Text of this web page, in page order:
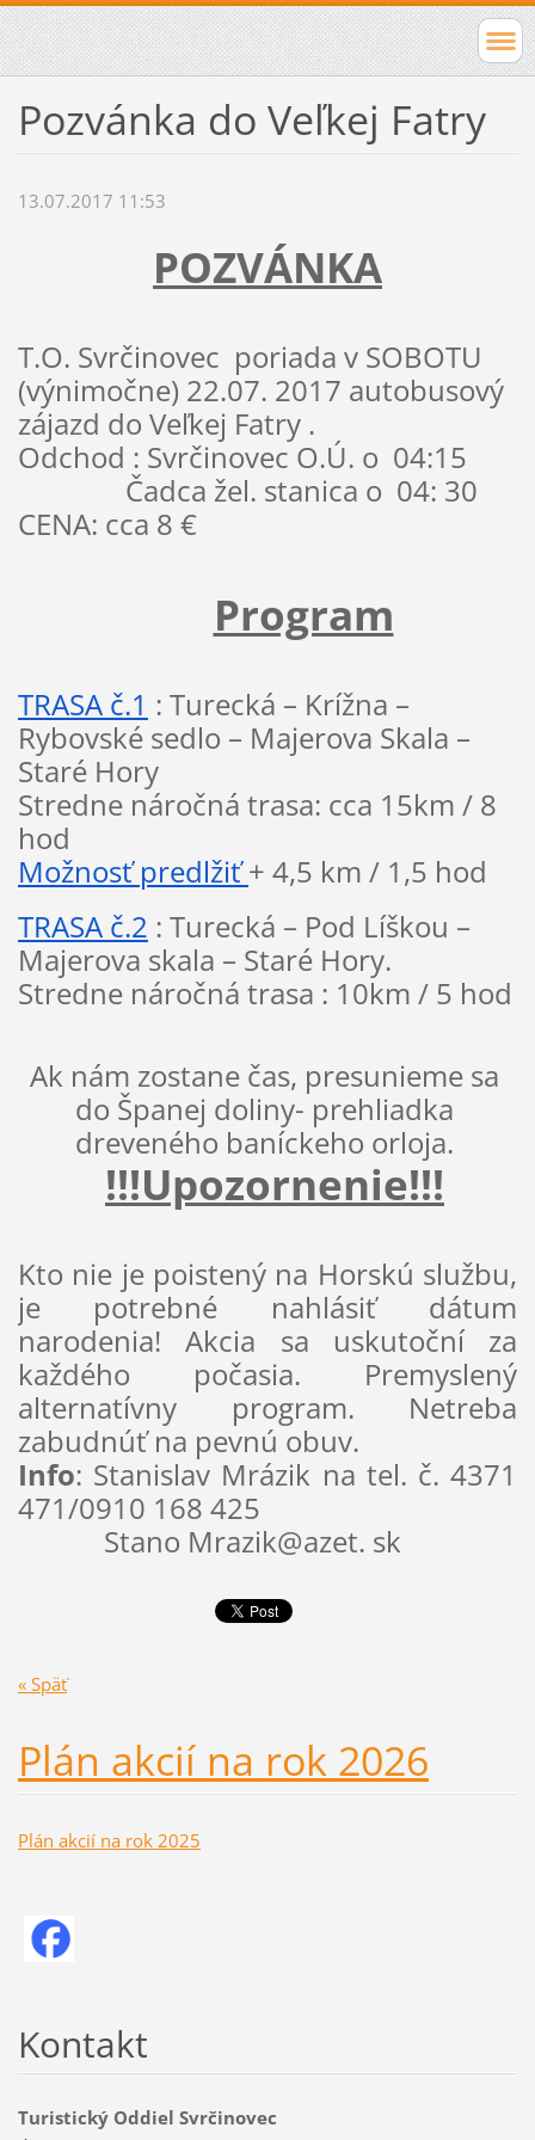
Pozvánka do Veľkej Fatry
13.07.2017 11:53
POZVÁNKA
T.O. Svrčinovec  poriada v SOBOTU
(výnimočne) 22.07. 2017 autobusový
zájazd do Veľkej Fatry .
Odchod : Svrčinovec O.Ú. o 04:15
Čadca žel. stanica o  04: 30
CENA: cca 8 €
Program
TRASA č.1 : Turecká – Krížna –
Rybovské sedlo – Majerova Skala –
Staré Hory
Stredne náročná trasa: cca 15km / 8
hod
Možnosť predlžiť + 4,5 km / 1,5 hod
TRASA č.2 : Turecká – Pod Líškou –
Majerova skala – Staré Hory.
Stredne náročná trasa : 10km / 5 hod
Ak nám zostane čas, presunieme sa
do Španej doliny- prehliadka
dreveného baníckeho orloja.
!!!Upozornenie!!!
Kto nie je poistený na Horskú službu,
je potrebné nahlásiť dátum
narodenia! Akcia sa uskutoční za
každého počasia. Premyslený
alternatívny program. Netreba
zabudnúť na pevnú obuv.
Info: Stanislav Mrázik na tel. č. 4371
471/0910 168 425
Stano Mrazik@azet. sk
« Späť
Plán akcií na rok 2026
Plán akcií na rok 2025
Kontakt
Turistický Oddiel Svrčinovec